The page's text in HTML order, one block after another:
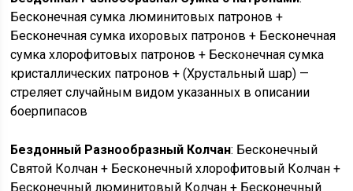
Бесконечная сумка люминитовых патронов +
Бесконечная сумка ихоровых патронов + Бесконечная
сумка хлорофитовых патронов + Бесконечная сумка
кристаллических патронов + (Хрустальный шар) —
стреляет случайным видом указанных в описании
боерпипасов
Бездонный Разнообразный Колчан: Бесконечный
Святой Колчан + Бесконечный хлорофитовый Колчан +
Бесконечный люминитовый Колчан + Бесконечный